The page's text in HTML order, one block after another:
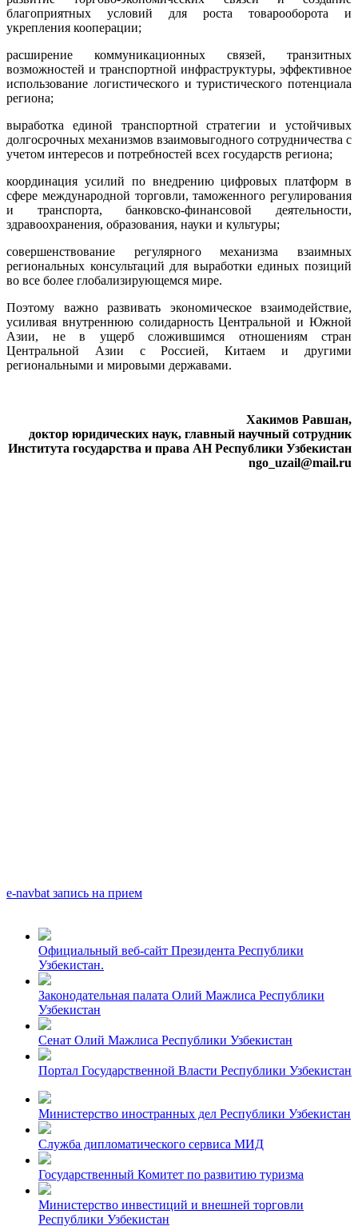
благоприятных условий для роста товарооборота и
укрепления кооперации;
расширение коммуникационных связей, транзитных
возможностей и транспортной инфраструктуры, эффективное
использование логистического и туристического потенциала
региона;
выработка единой транспортной стратегии и устойчивых
долгосрочных механизмов взаимовыгодного сотрудничества с
учетом интересов и потребностей всех государств региона;
координация усилий по внедрению цифровых платформ в
сфере международной торговли, таможенного регулирования
и транспорта, банковско-финансовой деятельности,
здравоохранения, образования, науки и культуры;
совершенствование регулярного механизма взаимных
региональных консультаций для выработки единых позиций
во все более глобализирующемся мире.
Поэтому важно развивать экономическое взаимодействие,
усиливая внутреннюю солидарность Центральной и Южной
Азии, не в ущерб сложившимся отношениям стран
Центральной Азии с Россией, Китаем и другими
региональными и мировыми державами.
Хакимов Равшан,
доктор юридических наук, главный научный сотрудник
Института государства и права АН Республики Узбекистан
ngo_uzail@mail.ru
e-navbat запись на прием
Официальный веб-сайт Президента Республики
Узбекистан.
Законодательная палата Олий Мажлиса Республики
Узбекистан
Сенат Олий Мажлиса Республики Узбекистан
Портал Государственной Власти Республики Узбекистан
Министерство иностранных дел Республики Узбекистан
Служба дипломатического сервиса МИД
Государственный Комитет по развитию туризма
Министерство инвестиций и внешней торговли
Республики Узбекистан